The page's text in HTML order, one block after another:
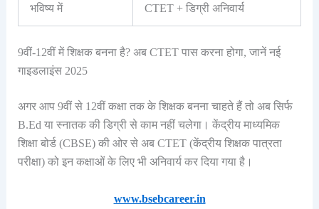
भविष्य में CTET + डिग्री अनिवार्य
9वीं-12वीं में शिक्षक बनना है? अब CTET पास करना होगा, जानें नई
गाइडलाइंस 2025
अगर आप 9वीं से 12वीं कक्षा तक के शिक्षक बनना चाहते हैं तो अब सिर्फ
B.Ed या स्नातक की डिग्री से काम नहीं चलेगा। केंद्रीय माध्यमिक
शिक्षा बोर्ड (CBSE) की ओर से अब CTET (केंद्रीय शिक्षक पात्रता
परीक्षा) को इन कक्षाओं के लिए भी अनिवार्य कर दिया गया है।
www.bsebcareer.in